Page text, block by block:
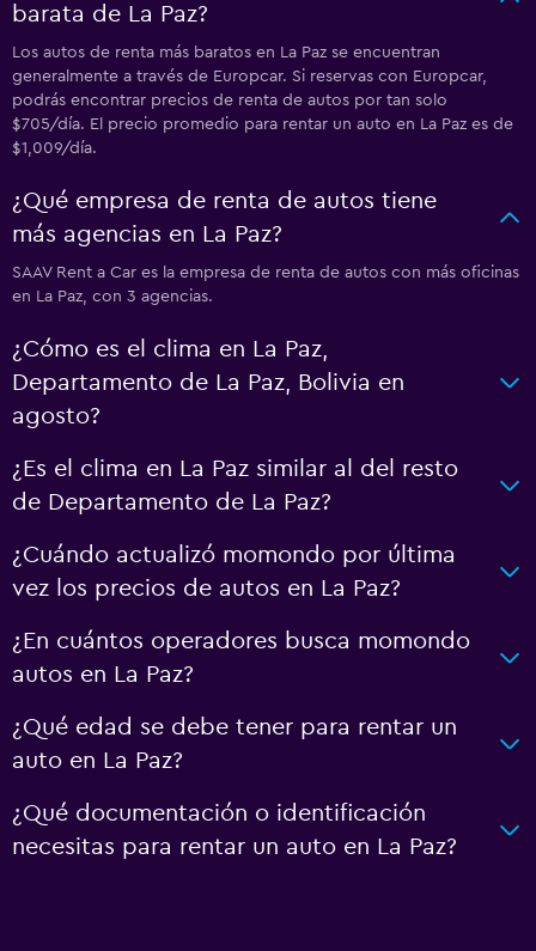
barata de La Paz?
Los autos de renta más baratos en La Paz se encuentran
generalmente a través de Europcar. Si reservas con Europcar,
podrás encontrar precios de renta de autos por tan solo
$705/día. El precio promedio para rentar un auto en La Paz es de
$1,009/día.
¿Qué empresa de renta de autos tiene
más agencias en La Paz?
SAAV Rent a Car es la empresa de renta de autos con más oficinas
en La Paz, con 3 agencias.
¿Cómo es el clima en La Paz,
Departamento de La Paz, Bolivia en
agosto?
¿Es el clima en La Paz similar al del resto
de Departamento de La Paz?
¿Cuándo actualizó momondo por última
vez los precios de autos en La Paz?
¿En cuántos operadores busca momondo
autos en La Paz?
¿Qué edad se debe tener para rentar un
auto en La Paz?
¿Qué documentación o identificación
necesitas para rentar un auto en La Paz?